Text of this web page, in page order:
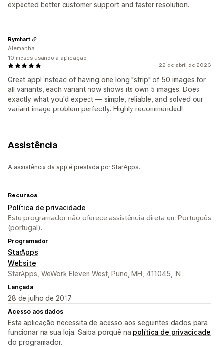
expected better customer support and faster resolution.
22 de abril de 2026
Great app! Instead of having one long "strip" of 50 images for
all variants, each variant now shows its own 5 images. Does
exactly what you'd expect — simple, reliable, and solved our
variant image problem perfectly. Highly recommended!
Rymhart
Alemanha
10 meses usando a aplicação
Assistência
A assistência da app é prestada por StarApps.
Recursos
Política de privacidade
Este programador não oferece assistência direta em Português
(portugal).
Programador
StarApps
Website
StarApps, WeWork Eleven West, Pune, MH, 411045, IN
Lançada
28 de julho de 2017
Acesso aos dados
Esta aplicação necessita de acesso aos seguintes dados para
funcionar na sua loja. Saiba porquê na política de privacidade
do programador.